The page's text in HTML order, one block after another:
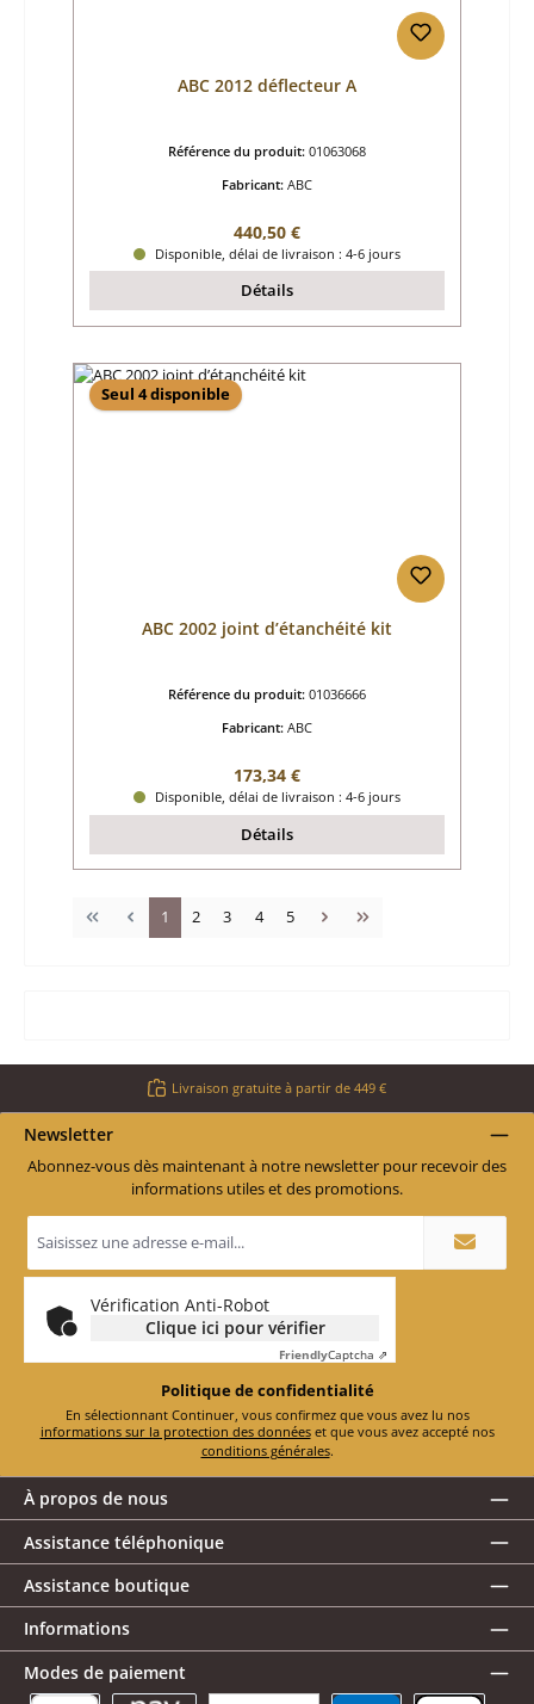
ABC 2012 déflecteur A
Référence du produit: 01063068
Fabricant: ABC
Prix régulier :
440,50 €
Disponible, délai de livraison : 4-6 jours
Détails
Seul 4 disponible
ABC 2002 joint d’étanchéité kit
Référence du produit: 01036666
Fabricant: ABC
Prix régulier :
173,34 €
Disponible, délai de livraison : 4-6 jours
Détails
Page
1 Page
2 Page
3 Page
4 Page
5
Livraison gratuite à partir de 449 €
Newsletter
Abonnez-vous dès maintenant à notre newsletter pour recevoir des
informations utiles et des promotions.
e-
*
Vérification Anti-Robot
Clique ici pour vérifier
FriendlyCaptcha ⇗
Politique de confidentialité
En sélectionnant Continuer, vous confirmez que vous avez lu nos
informations sur la protection des données
et que vous avez accepté nos
conditions générales.
À propos de nous
Assistance téléphonique
Assistance boutique
Informations
Modes de paiement